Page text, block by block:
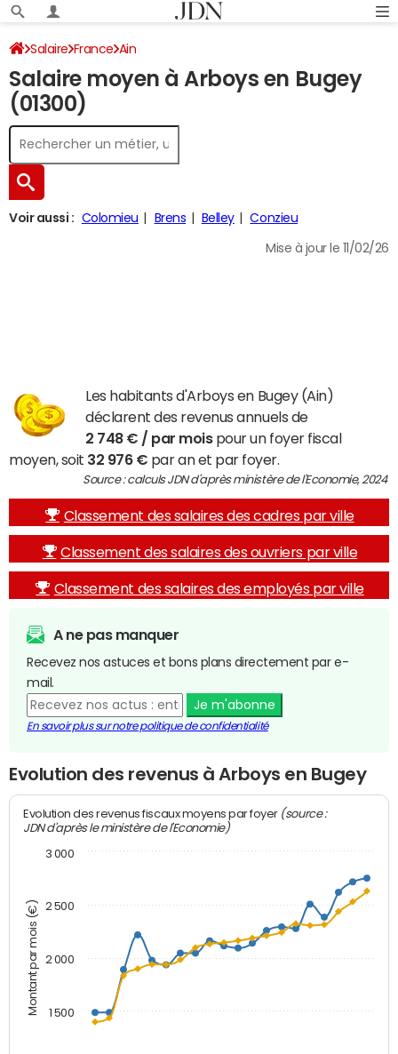
Salaire France Ain
Salaire moyen à Arboys en Bugey
(01300)
Voir aussi : Colomieu Brens Belley Conzieu
Mise à jour le 11/02/26
Les habitants d'Arboys en Bugey (Ain)
déclarent des revenus annuels de
2 748 € / par moispour un foyer fiscal
moyen, soit 32 976 € par an et par foyer.
Source : calculs JDN d'après ministère de l'Economie, 2024
Classement des salaires des cadres par ville
Classement des salaires des ouvriers par ville
Classement des salaires des employés par ville
A ne pas manquer
Recevez nos astuces et bons plans directement par e-
mail.
Je m'abonne
En savoir plus sur notre politique de confidentialité
Evolution des revenus à Arboys en Bugey
Montant par mois (€)
Evolution des revenus fiscaux moyens par foyer (source :
JDN d'après le ministère de l'Economie)
1 500
2 000
2 500
3 000